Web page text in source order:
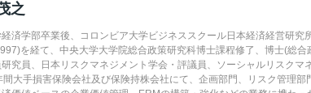
之
済学部卒業後、コロンビア大学ビジネススクール日本経済経営研究
を経て、中央大学大学院総合政策研究科博士課程修了、博士(総合
究員、日本リスクマネジメント学会・評議員、ソーシャルリスクマ
間大手損害保険会社及び保険持株会社にて、企画部門、リスク管理部